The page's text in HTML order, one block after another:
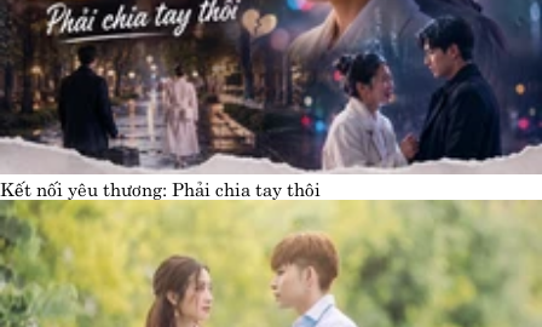
Kết nối yêu thương: Phải chia tay thôi